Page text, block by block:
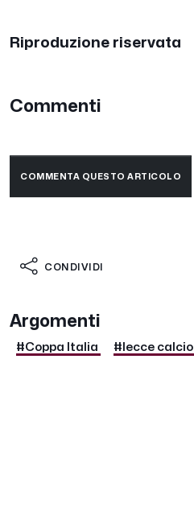
Riproduzione riservata
Commenti
COMMENTA QUESTO ARTICOLO
CONDIVIDI
Argomenti
#Coppa Italia #lecce calcio